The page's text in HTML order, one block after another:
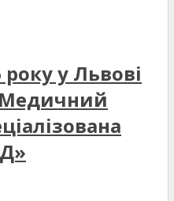
у Львові
Медичний